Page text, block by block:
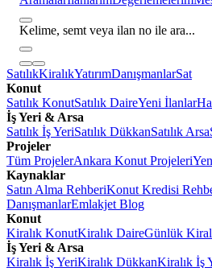
Kelime, semt veya ilan no ile ara...
SatılıkKiralıkYatırımDanışmanlarSat
Konut
Satılık KonutSatılık DaireYeni İlanlar
İş Yeri & Arsa
Satılık İş YeriSatılık DükkanSatılık Arsa
Projeler
Tüm ProjelerAnkara Konut Projeleri
Kaynaklar
Satın Alma RehberiKonut Kredisi
DanışmanlarEmlakjet Blog
Konut
Kiralık KonutKiralık DaireGünlük
İş Yeri & Arsa
Kiralık İş YeriKiralık DükkanKiralık İş